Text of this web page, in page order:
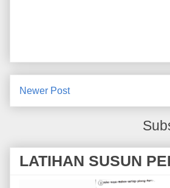
Newer Post
LATIHAN SUSUN